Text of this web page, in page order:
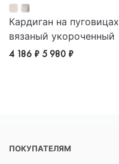
Кардиган на пуговицах
вязаный укороченный
4 186 ₽ 5 980 ₽
ПОКУПАТЕЛЯМ